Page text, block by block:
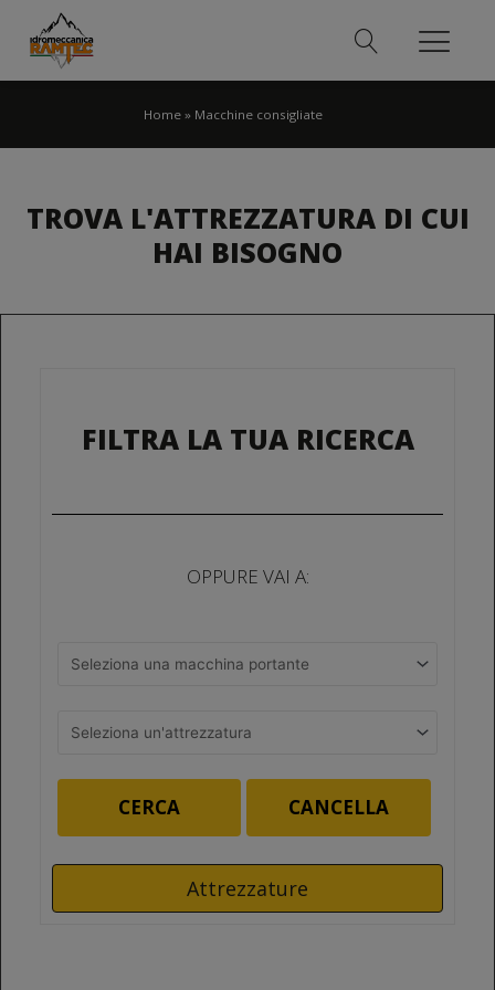
Home » Macchine consigliate
TROVA L'ATTREZZATURA DI CUI
HAI BISOGNO
FILTRA LA TUA RICERCA
OPPURE VAI A:
CERCA CANCELLA
Attrezzature